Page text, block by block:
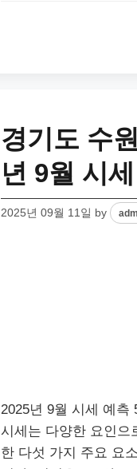
경기도 수
년 9월 시세
2025년 09월 11일 by
2025년 9월 시세 예측
시세는 다양한 요인으
한 다섯 가지 주요 요